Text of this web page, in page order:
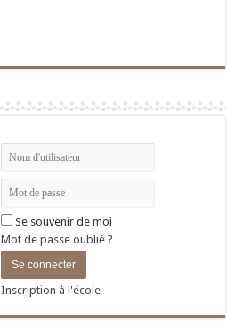
Se souvenir de moi
Mot de passe oublié ?
Inscription à l'école